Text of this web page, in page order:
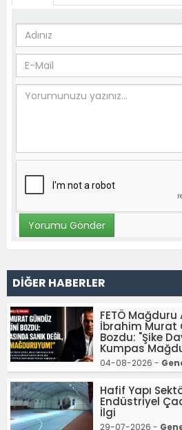
DİĞER HABERLER
FETÖ Mağduru
İbrahim Murat
Bozdu: "Şike
Kumpas
04-08-2026 -
Hafif Yapı
Endüstriyel
İlgi
29-07-2026 -